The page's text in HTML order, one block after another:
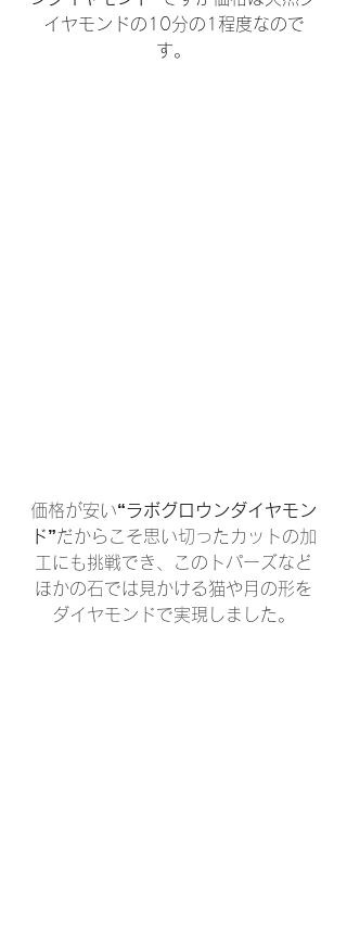
イヤモンドの10分の1程度なので
す。
価格が安い“ラボグロウンダイヤモン
ド”だからこそ思い切ったカットの加
工にも挑戦でき、このトパーズなど
ほかの石では見かける猫や月の形を
ダイヤモンドで実現しました。